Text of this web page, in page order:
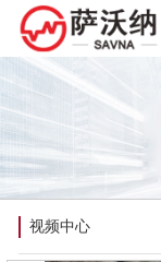
视频中心